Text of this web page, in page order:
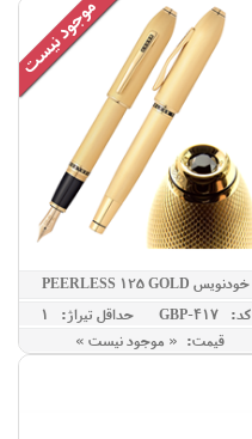
خودنویس PEERLESS 125 GOLD
کد: GBP-417
حداقل تيراژ: 1
قیمت: « موجود نیست »